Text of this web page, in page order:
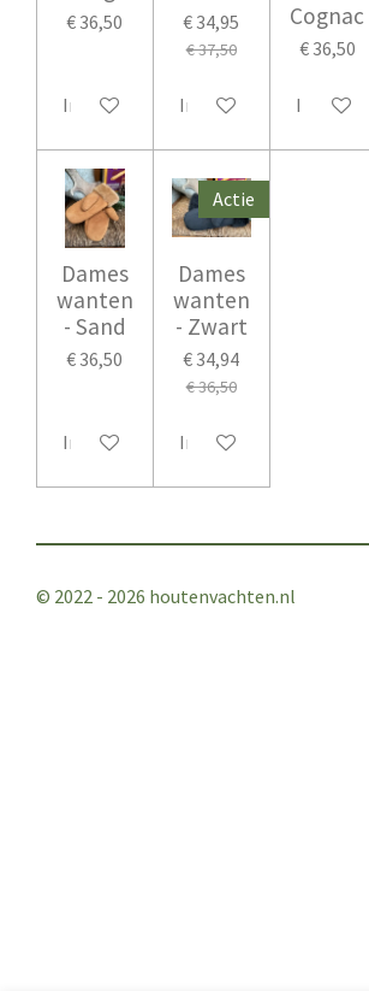
€ 36,50
In winkelwagen
€ 34,95
€ 37,50
In winkelwagen
Cognac
€ 36,50
In
Dames
wanten
- Sand
€ 36,50
In winkelwagen
Actie
Dames
wanten
- Zwart
€ 34,94
€ 36,50
In winkelwagen
© 2022 - 2026 houtenvachten.nl